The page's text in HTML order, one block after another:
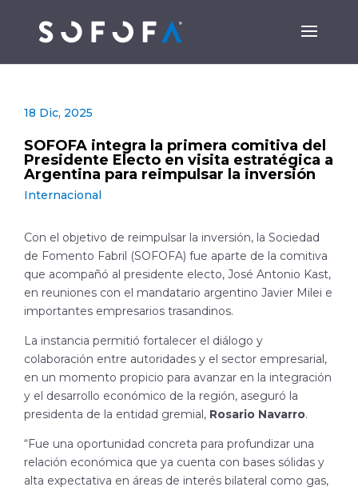
18 Dic, 2025
SOFOFA integra la primera comitiva del
Presidente Electo en visita estratégica a
Argentina para reimpulsar la inversión
Internacional
Con el objetivo de reimpulsar la inversión, la Sociedad
de Fomento Fabril (SOFOFA) fue aparte de la comitiva
que acompañó al presidente electo, José Antonio Kast,
en reuniones con el mandatario argentino Javier Milei e
importantes empresarios trasandinos.
La instancia permitió fortalecer el diálogo y
colaboración entre autoridades y el sector empresarial,
en un momento propicio para avanzar en la integración
y el desarrollo económico de la región, aseguró la
presidenta de la entidad gremial, Rosario Navarro.
“Fue una oportunidad concreta para profundizar una
relación económica que ya cuenta con bases sólidas y
alta expectativa en áreas de interés bilateral como gas,